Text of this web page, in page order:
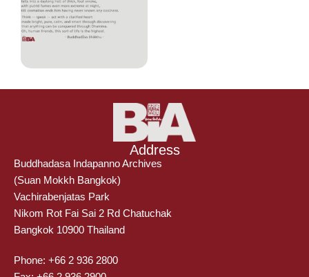
Address
Buddhadasa Indapanno Archives
(Suan Mokkh Bangkok)
Vachirabenjatas Park
Nikom Rot Fai Sai 2 Rd Chatuchak
Bangkok 10900 Thailand
Phone: +66 2 936 2800